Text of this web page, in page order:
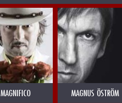
MAGNIFICO MAGNUS ÖSTRÖM